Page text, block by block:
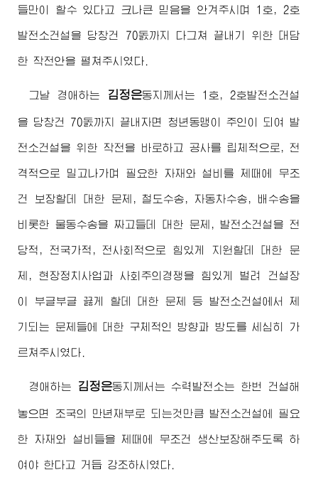
들만이 할수 있다고 크나큰 믿음을 안겨주시며 1호, 2호
발전소건설을 당창건 70돐까지 다그쳐 끝내기 위한 대담
한 작전안을 펼쳐주시였다.
그날 경애하는 김정은동지 께서는 1호, 2호발전소건설
을 당창건 70돐까지 끝내자면 청년동맹이 주인이 되여 발
전소건설을 위한 작전을 바로하고 공사를 립체적으로, 전
격적으로 밀고나가며 필요한 자재와 설비를 제때에 무조
건 보장할데 대한 문제, 철도수송, 자동차수송, 배수송을
비롯한 물동수송을 짜고들데 대한 문제, 발전소건설을 전
당적, 전국가적, 전사회적으로 힘있게 지원할데 대한 문
제, 현장정치사업과 사회주의경쟁을 힘있게 벌려 건설장
이 부글부글 끓게 할데 대한 문제 등 발전소건설에서 제
기되는 문제들에 대한 구체적인 방향과 방도를 세심히 가
르쳐주시였다.
경애하는 김정은동지 께서는 수력발전소는 한번 건설해
놓으면 조국의 만년재부로 되는것만큼 발전소건설에 필요
한 자재와 설비들을 제때에 무조건 생산보장해주도록 하
여야 한다고 거듭 강조하시였다.